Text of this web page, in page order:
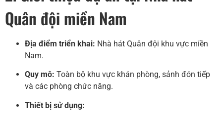
Quân đội miền Nam
Địa điểm triển khai: Nhà hát Quân đội khu vực miền
Nam.
Quy mô: Toàn bộ khu vực khán phòng, sảnh đón tiếp
và các phòng chức năng.
Thiết bị sử dụng: